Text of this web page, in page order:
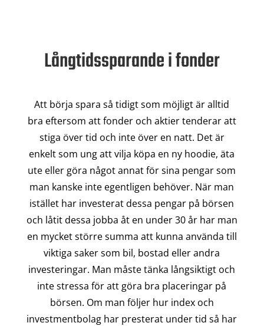
Långtidssparande i fonder
Att börja spara så tidigt som möjligt är alltid
bra eftersom att fonder och aktier tenderar att
stiga över tid och inte över en natt. Det är
enkelt som ung att vilja köpa en ny hoodie, äta
ute eller göra något annat för sina pengar som
man kanske inte egentligen behöver. När man
istället har investerat dessa pengar på börsen
och låtit dessa jobba åt en under 30 år har man
en mycket större summa att kunna använda till
viktiga saker som bil, bostad eller andra
investeringar. Man måste tänka långsiktigt och
inte stressa för att göra bra placeringar på
börsen. Om man följer hur index och
investmentbolag har presterat under tid så har